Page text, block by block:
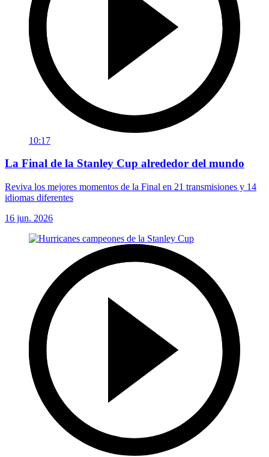
10:17
La Final de la Stanley Cup alrededor del mundo
Reviva los mejores momentos de la Final en 21 transmisiones y 14
idiomas diferentes
16 jun. 2026